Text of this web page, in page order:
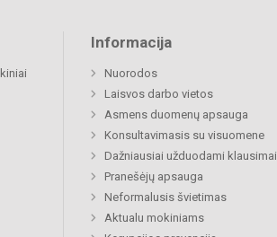
Informacija
Nuorodos
Laisvos darbo vietos
Asmens duomenų apsauga
Konsultavimasis su visuomene
Dažniausiai užduodami klausimai
Pranešėjų apsauga
Neformalusis švietimas
Aktualu mokiniams